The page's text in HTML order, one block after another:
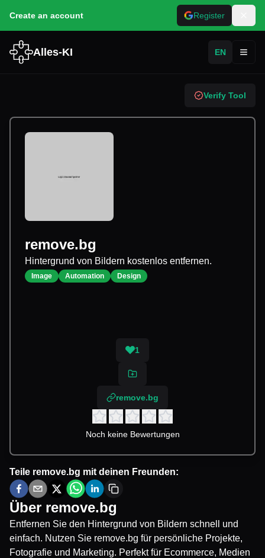
Create an account Register
Alles-KI EN
Verify Tool
remove.bg
Hintergrund von Bildern kostenlos entfernen.
Image Automation Design
1
remove.bg
Noch keine Bewertungen
Teile remove.bg mit deinen Freunden:
Über remove.bg
Entfernen Sie den Hintergrund von Bildern schnell und
einfach. Nutzen Sie remove.bg für persönliche Projekte,
Fotografie und Marketing. Perfekt für Ecommerce, Medien